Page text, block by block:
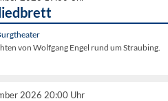
von Wolfgang Engel rund um Straubing.
2026 20:00 Uhr